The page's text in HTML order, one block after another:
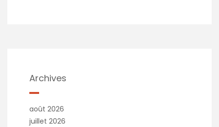
t
i
v
:
Archives
août 2026
juillet 2026